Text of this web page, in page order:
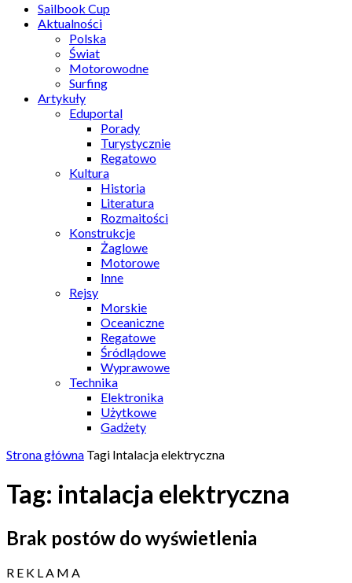
Sailbook Cup
Aktualności
Polska
Świat
Motorowodne
Surfing
Artykuły
Eduportal
Porady
Turystycznie
Regatowo
Kultura
Historia
Literatura
Rozmaitości
Konstrukcje
Żaglowe
Motorowe
Inne
Rejsy
Morskie
Oceaniczne
Regatowe
Śródlądowe
Wyprawowe
Technika
Elektronika
Użytkowe
Gadżety
Strona główna Tagi Intalacja elektryczna
Tag: intalacja elektryczna
Brak postów do wyświetlenia
R E K L A M A